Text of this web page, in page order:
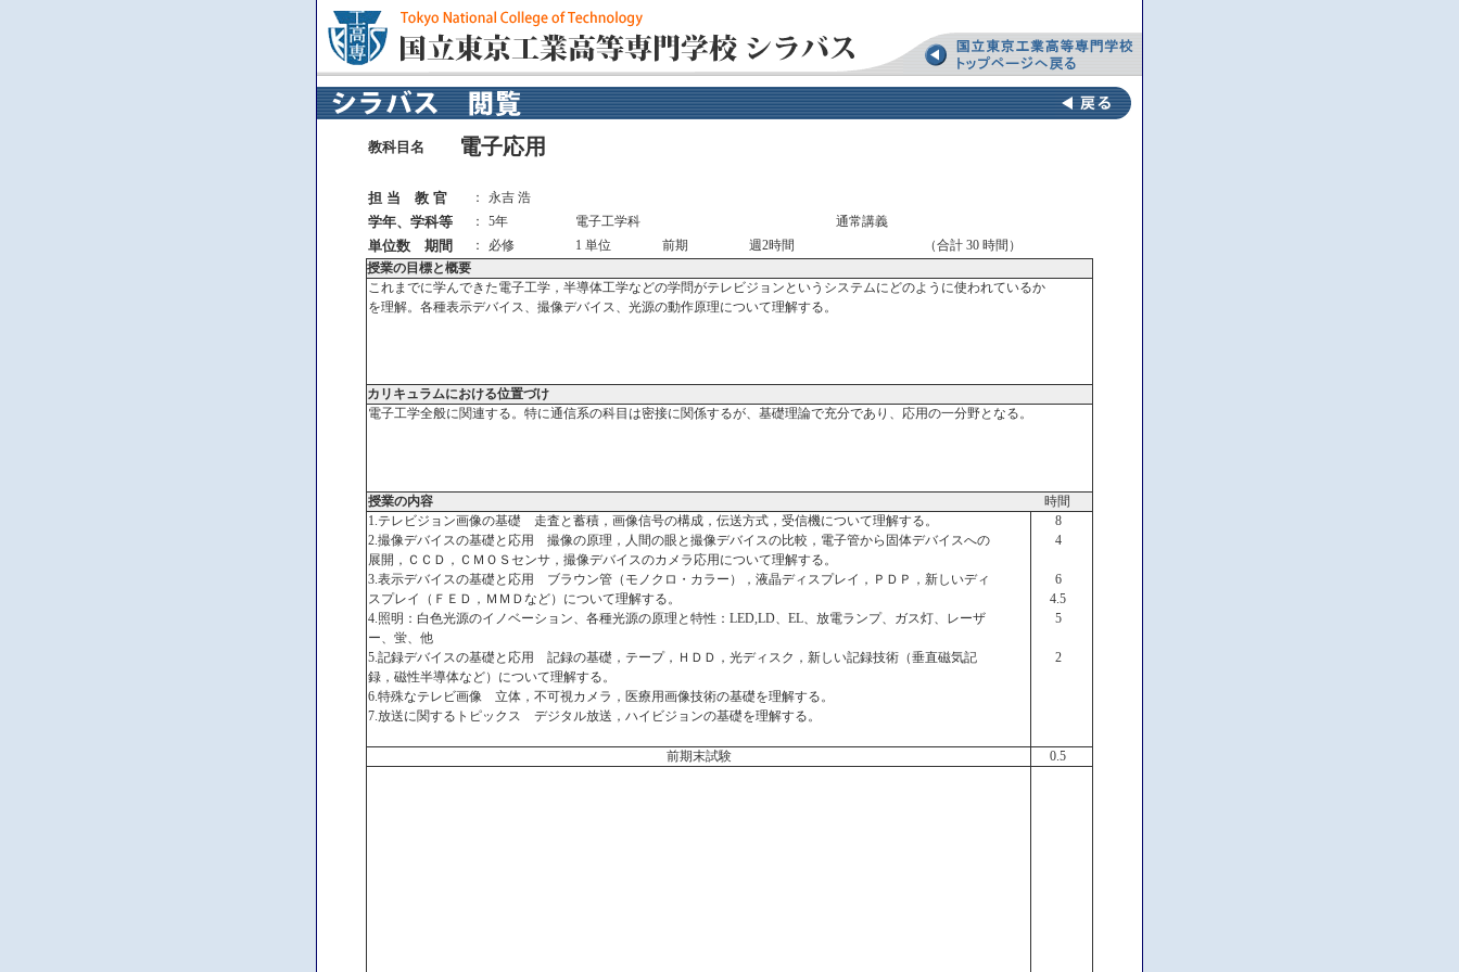
教科目名 電子応用
担 当 教 官 ： 永吉 浩
学年、学科等 ： 5年 電子工学科 通常講義
単位数 期間 ： 必修 1 単位 前期 週2時間
（合計 30 時間）
授業の目標と概要
これまでに学んできた電子工学，半導体工学などの学問がテレビジョンというシステムにどのように使われているか
を理解。各種表示デバイス、撮像デバイス、光源の動作原理について理解する。
カリキュラムにおける位置づけ
電子工学全般に関連する。特に通信系の科目は密接に関係するが、基礎理論で充分であり、応用の一分野となる。
授業の内容
時間
1.テレビジョン画像の基礎 走査と蓄積，画像信号の構成，伝送方式，受信機について理解する。
8
2.撮像デバイスの基礎と応用 撮像の原理，人間の眼と撮像デバイスの比較，電子管から固体デバイスへの
4
展開，ＣＣＤ，ＣＭＯＳセンサ，撮像デバイスのカメラ応用について理解する。
3.表示デバイスの基礎と応用 ブラウン管（モノクロ・カラー），液晶ディスプレイ，ＰＤＰ，新しいディ
6
スプレイ（ＦＥＤ，ＭＭＤなど）について理解する。
4.5
4.照明：白色光源のイノベーション、各種光源の原理と特性：LED,LD、EL、放電ランプ、ガス灯、レーザ
5
ー、蛍、他
5.記録デバイスの基礎と応用 記録の基礎，テープ，ＨＤＤ，光ディスク，新しい記録技術（垂直磁気記
2
録，磁性半導体など）について理解する。
6.特殊なテレビ画像 立体，不可視カメラ，医療用画像技術の基礎を理解する。
7.放送に関するトピックス デジタル放送，ハイビジョンの基礎を理解する。
前期末試験 0.5